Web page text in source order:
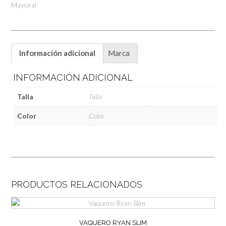
Mayoral
Información adicional Marca
INFORMACIÓN ADICIONAL
Talla Talla
Color Color
PRODUCTOS RELACIONADOS
VAQUERO RYAN SLIM